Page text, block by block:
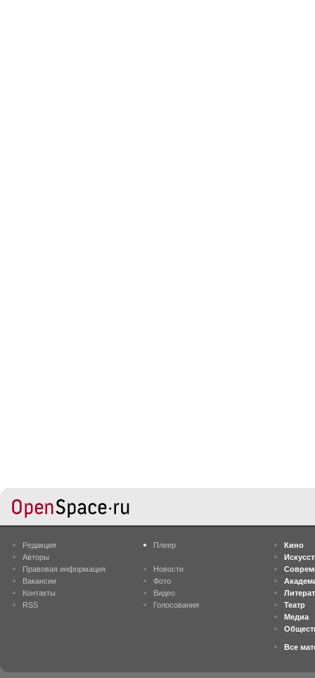
Редакция
Авторы
Правовая информация
Вакансии
Контакты
RSS
Плеер
Новости
Фото
Видео
Голосования
Кино
Театр
Медиа
Все